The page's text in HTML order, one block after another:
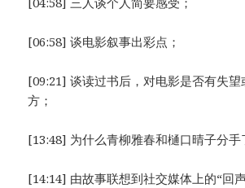
[06:58] 谈电影叙事出彩点；
[09:21] 谈读过书后，对电影是否有失
方；
[13:48] 为什么青柳雅春和樋口晴子分手
[14:14] 由故事联想到社交媒体上的“回